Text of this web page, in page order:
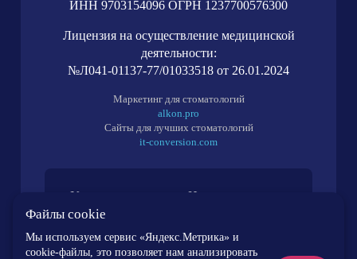
ИНН 9703154096 ОГРН 1237700576300
Лицензия на осуществление медицинской
деятельности:
№Л041-01137-77/01033518 от 26.01.2024
Маркетинг для стоматологий
alkon.pro
Сайты для лучших стоматологий
it-conversion.com
Услуги
Цены
Команда
О клинике
Отзывы
Файлы cookie
Мы используем сервис «Яндекс.Метрика» и
cookie-файлы, это позволяет нам анализировать